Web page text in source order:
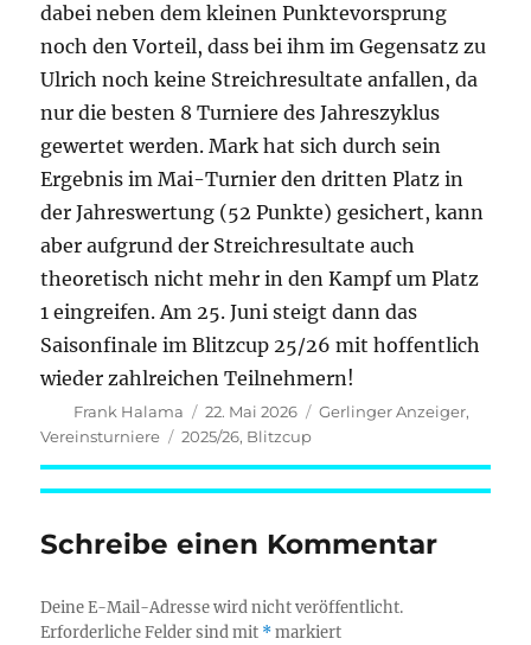
dabei neben dem kleinen Punktevorsprung
noch den Vorteil, dass bei ihm im Gegensatz zu
Ulrich noch keine Streichresultate anfallen, da
nur die besten 8 Turniere des Jahreszyklus
gewertet werden. Mark hat sich durch sein
Ergebnis im Mai-Turnier den dritten Platz in
der Jahreswertung (52 Punkte) gesichert, kann
aber aufgrund der Streichresultate auch
theoretisch nicht mehr in den Kampf um Platz
1 eingreifen. Am 25. Juni steigt dann das
Saisonfinale im Blitzcup 25/26 mit hoffentlich
wieder zahlreichen Teilnehmern!
Autor
Frank Halama
Veröffentlicht
am
22. Mai 2026 Kategorien
Gerlinger Anzeiger,
Vereinsturniere
Schlagwörter
2025/26, Blitzcup
Schreibe einen Kommentar
Deine E-Mail-Adresse wird nicht veröffentlicht.
Erforderliche Felder sind mit *markiert